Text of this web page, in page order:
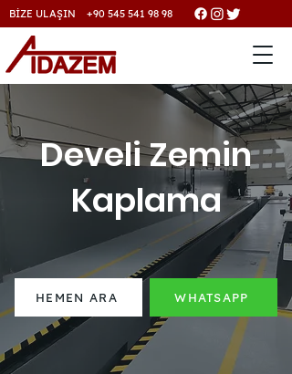
BİZE ULAŞIN +90 545 541 98 98
Develi Zemin
Kaplama
HEMEN ARA WHATSAPP